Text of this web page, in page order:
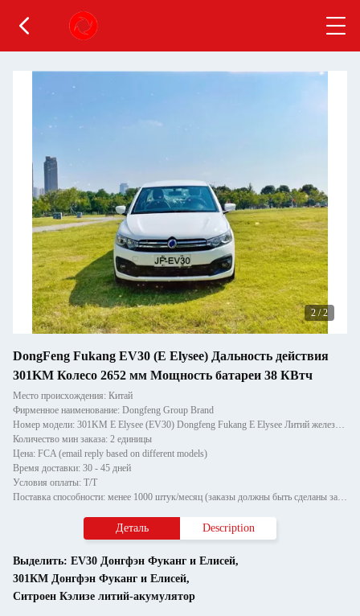
2/2
DongFeng Fukang EV30 (E Elysee) Дальность действия
301KM Колесо 2652 мм Мощность батареи 38 КВтч
Место происхождения: Китай
Фирменное наименование: Dongfeng Group Brand
Номер модели: 301KM E Elysee (EV30) Dongfeng Fukang E Elysee Литий железный аккумулятор
Количество мин заказа: 2 единицы
Цена: FCA (email reply based on different models)
Время доставки: 30 - 45 дней
Условия оплаты: T/T
Поставка способности: менее 1000 штук/месяц (заказы должны быть сделаны за 30 дней до начала, если их больше 1000)
Деталь Description
Выделить: EV30 Донгфэн Фуканг и Елисей,
301КМ Донгфэн Фуканг и Елисей,
Ситроен Кэлизе литий-акумулятор